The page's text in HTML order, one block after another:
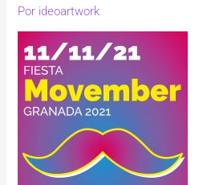
Por ideoartwork